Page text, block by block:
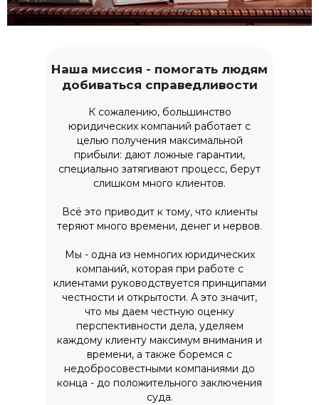
Наша миссия - помогать людям
добиваться справедливости
К сожалению, большинство
юридических компаний работает с
целью получения максимальной
прибыли: дают ложные гарантии,
специально затягивают процесс, берут
слишком много клиентов.
Всё это приводит к тому, что клиенты
теряют много времени, денег и нервов.
Мы - одна из немногих юридических
компаний, которая при работе с
клиентами руководствуется принципами
честности и открытости. А это значит,
что мы даем честную оценку
перспективности дела, уделяем
каждому клиенту максимум внимания и
времени, а также боремся с
недобросовестными компаниями до
конца - до положительного заключения
суда.